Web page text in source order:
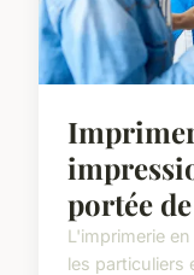
portée
L'imprimerie
les particuliers